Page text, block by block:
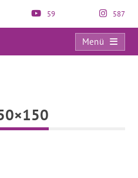
59 587
Menü
150×150